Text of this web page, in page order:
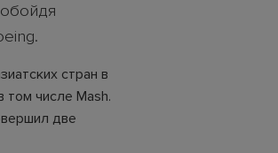
стран в
числе Mash.
две